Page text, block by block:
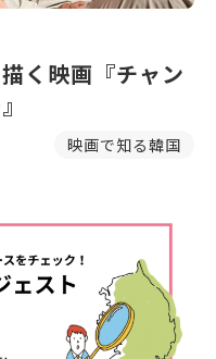
く映画『チャン
映画で知る韓国